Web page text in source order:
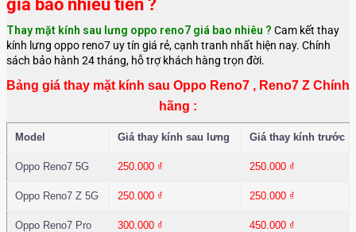
giá bao nhiêu tiền ?
Thay mặt kính sau lưng oppo reno7 giá bao nhiêu ? Cam kết thay
kính lưng oppo reno7 uy tín giá rẻ, cạnh tranh nhất hiện nay. Chính
sách bảo hành 24 tháng, hỗ trợ khách hàng trọn đời.
Bảng giá thay mặt kính sau Oppo Reno7 , Reno7 Z Chính
hãng :
Model Giá thay kính sau lưng Giá thay kính trước
Oppo Reno7 5G 250.000 ₫ 250.000 ₫
Oppo Reno7 Z 5G 250.000 ₫ 250.000 ₫
Oppo Reno7 Pro 300.000 ₫ 450.000 ₫